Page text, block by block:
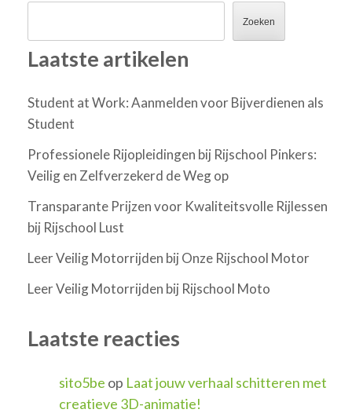
Zoeken
Laatste artikelen
Student at Work: Aanmelden voor Bijverdienen als
Student
Professionele Rijopleidingen bij Rijschool Pinkers:
Veilig en Zelfverzekerd de Weg op
Transparante Prijzen voor Kwaliteitsvolle Rijlessen
bij Rijschool Lust
Leer Veilig Motorrijden bij Onze Rijschool Motor
Leer Veilig Motorrijden bij Rijschool Moto
Laatste reacties
sito5be op Laat jouw verhaal schitteren met
creatieve 3D-animatie!